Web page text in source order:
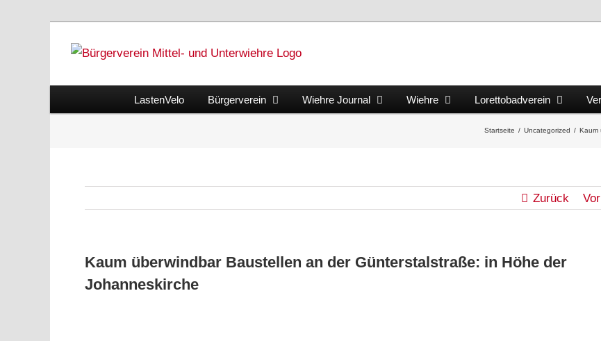
LastenVelo Bürgerverein Wiehre Journal Wiehre Lorettobadverein
Startseite / Uncategorized / Kaum
Zurück Vor
Kaum überwindbar Baustellen an der Günterstalstraße: in Höhe der
Johanneskirche